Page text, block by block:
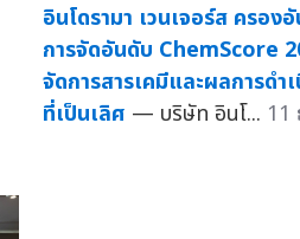
อินโดรามา เวนเจอร์ส ครอง
การจัดอันดับ ChemScore
จัดการสารเคมีและผลการด
ที่เป็นเลิศ — บริษัท อินโ... 11